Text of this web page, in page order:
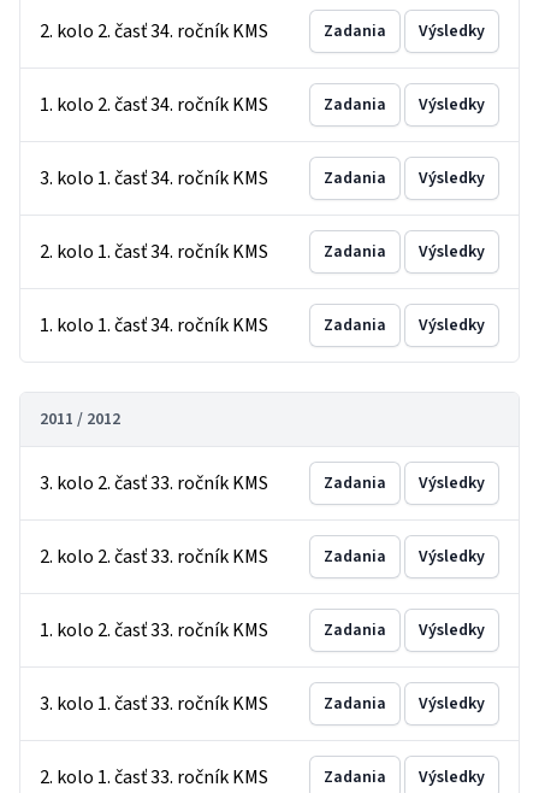
2. kolo 2. časť 34. ročník KMS Zadania Výsledky
1. kolo 2. časť 34. ročník KMS Zadania Výsledky
3. kolo 1. časť 34. ročník KMS Zadania Výsledky
2. kolo 1. časť 34. ročník KMS Zadania Výsledky
1. kolo 1. časť 34. ročník KMS Zadania Výsledky
2011 / 2012
3. kolo 2. časť 33. ročník KMS Zadania Výsledky
2. kolo 2. časť 33. ročník KMS Zadania Výsledky
1. kolo 2. časť 33. ročník KMS Zadania Výsledky
3. kolo 1. časť 33. ročník KMS Zadania Výsledky
2. kolo 1. časť 33. ročník KMS Zadania Výsledky